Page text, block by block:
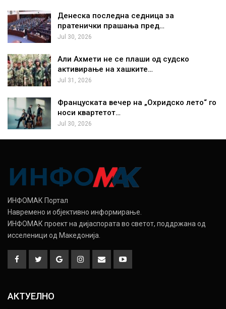
Денеска последна седница за
пратенички прашања пред…
Jul 30, 2026
Али Ахмети не се плаши од судско
активирање на хашките…
Jul 31, 2026
Француската вечер на „Охридско лето“ го
носи квартетот…
Jul 30, 2026
ИНФОМАК Портал
Навремено и објективно информирање.
ИНФОМАК проект на дијаспората во светот, поддржана од
исселеници од Македонија.
АКТУЕЛНО